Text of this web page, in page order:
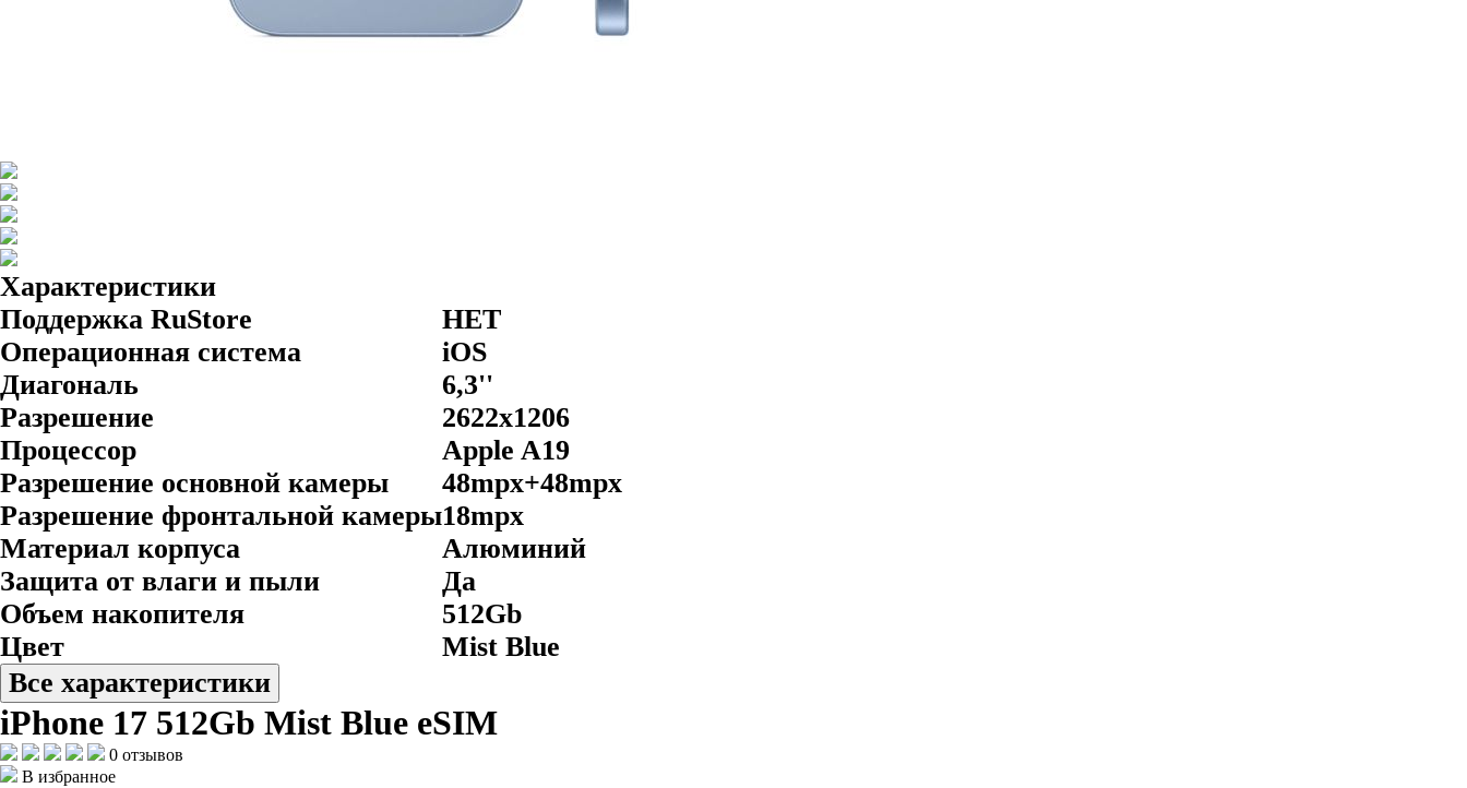
Характеристики
Поддержка RuStore
НЕТ
Операционная система
iOS
Диагональ
6,3''
Разрешение
2622x1206
Процессор
Apple A19
Разрешение основной камеры
48mpx+48mpx
Разрешение фронтальной камеры18mpx
Материал корпуса
Алюминий
Защита от влаги и пыли
Да
Объем накопителя
512Gb
Цвет
Mist Blue
Все характеристики
iPhone 17 512Gb Mist Blue eSIM
0 отзывов
В избранное